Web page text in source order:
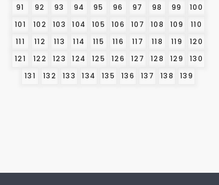
91 92 93 94 95 96 97 98 99
100
101
102 103 104 105 106 107 108 109
110
111
112 113 114 115 116 117 118 119
120
121
122 123 124 125 126 127 128 129
130
131
132 133 134 135 136 137 138 139